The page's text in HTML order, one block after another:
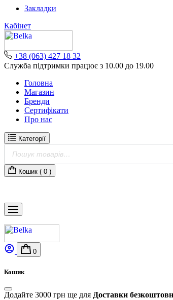
Skip
content
Закладки
Кабінет
+38 (063) 427 18 32
Служба підтримки працює з 10.00 до 19.00
Головна
Магазин
Бренди
Сертифікати
Про нас
Категорії
Пошук
товарів
Кошик ( 0 )
0
Кошик
Додайте 3000 грн ще для Доставки